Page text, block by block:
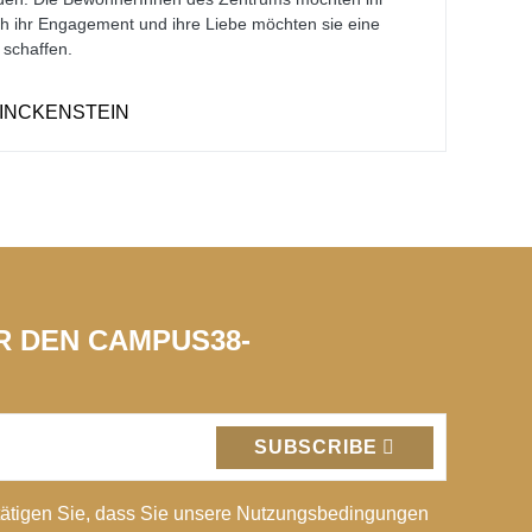
ihr Engagement und ihre Liebe möchten sie eine
DEN CAMPUS38-
SUBSCRIBE
Sie, dass Sie unsere Nutzungsbedingungen